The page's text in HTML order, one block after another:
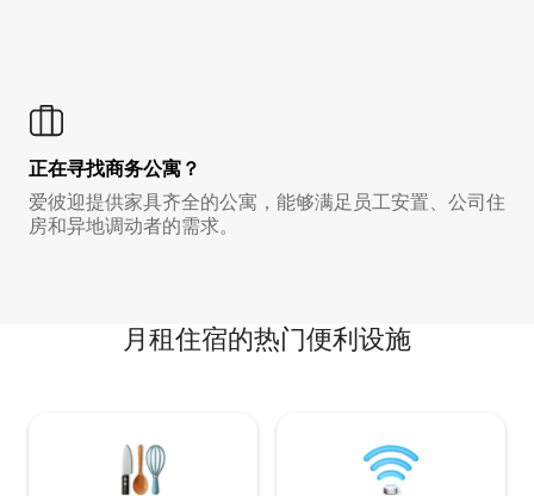
正在寻找商务公寓？
爱彼迎提供家具齐全的公寓，能够满足员工安置、公司住
房和异地调动者的需求。
月租住宿的热门便利设施